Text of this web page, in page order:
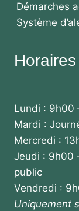
Démarches
Système
Horaires
Lundi : 9h00
Mardi :
Mercredi :
Jeudi : 9h00
public
Vendredi :
Uniquement